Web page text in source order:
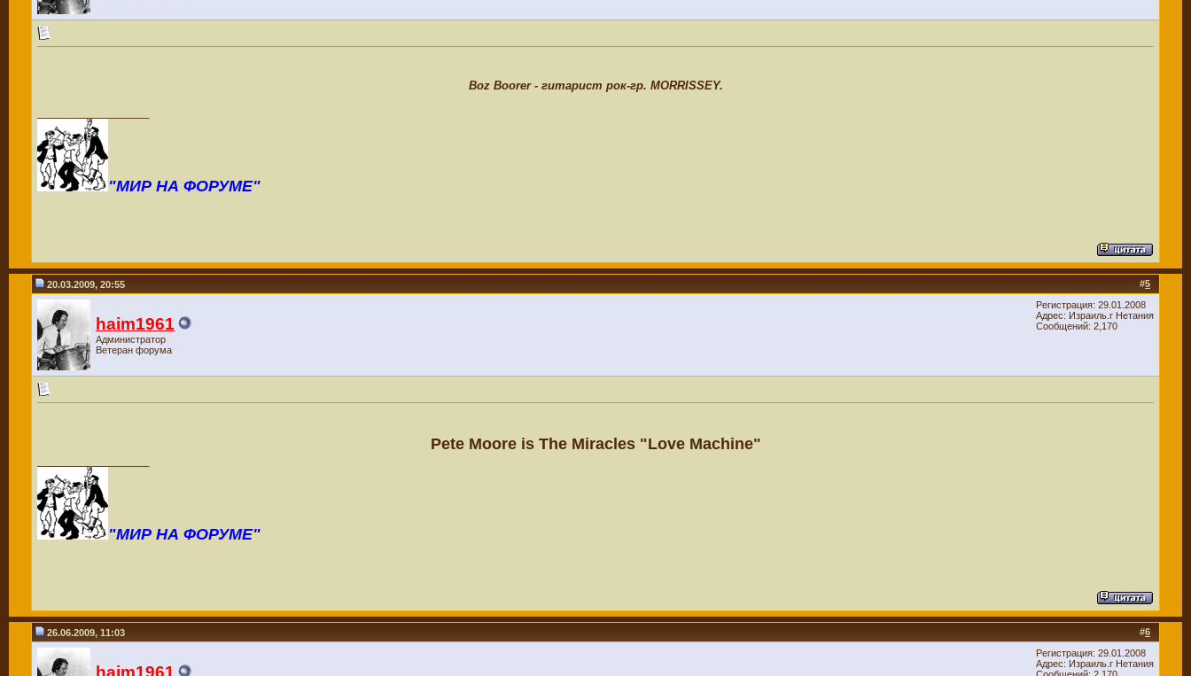
Boz Boorer - гитарист рок-гр. MORRISSEY.
"МИР НА ФОРУМЕ"
#5
20.03.2009, 20:55
haim1961
Администратор
Ветеран форума
Регистрация: 29.01.2008
Адрес: Израиль.г Нетания
Сообщений: 2,170
Pete Moore is The Miracles "Love Machine"
"МИР НА ФОРУМЕ"
#6
26.06.2009, 11:03
haim1961
Регистрация: 29.01.2008
Адрес: Израиль.г Нетания